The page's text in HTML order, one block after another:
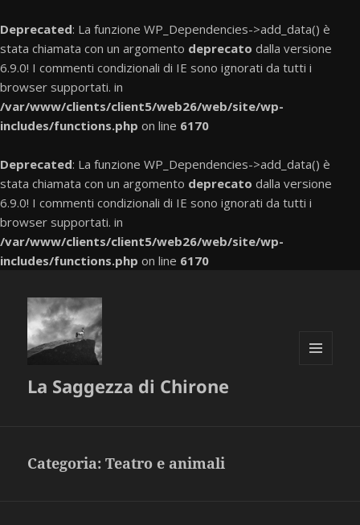
Deprecated: La funzione WP_Dependencies->add_data() è
stata chiamata con un argomento deprecato dalla versione
6.9.0! I commenti condizionali di IE sono ignorati da tutti i
browser supportati. in
/var/www/clients/client5/web26/web/site/wp-
includes/functions.php on line 6170
Deprecated: La funzione WP_Dependencies->add_data() è
stata chiamata con un argomento deprecato dalla versione
6.9.0! I commenti condizionali di IE sono ignorati da tutti i
browser supportati. in
/var/www/clients/client5/web26/web/site/wp-
includes/functions.php on line 6170
La Saggezza di Chirone
Categoria:Teatro e animali